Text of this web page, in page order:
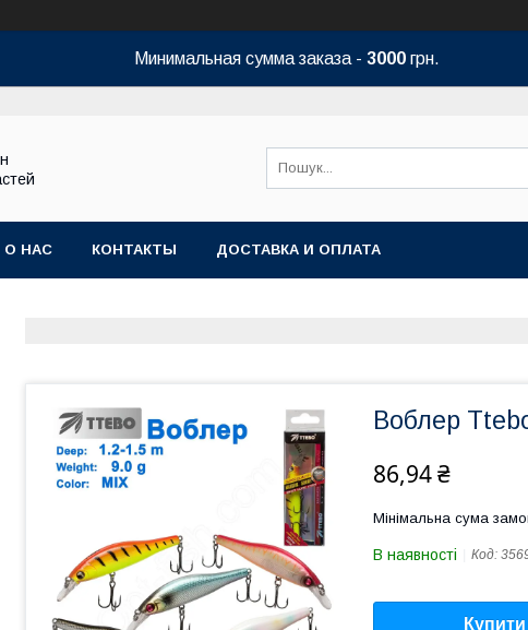
Минимальная сумма заказа - 3000 грн.
О НАС КОНТАКТЫ ДОСТАВКА И ОПЛАТА
Воблер
86,94 ₴
Мінімальна сума
В наявності Код:
Купити